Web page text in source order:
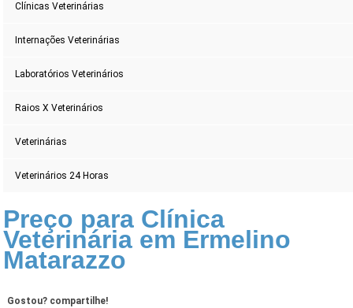
Clínicas Veterinárias
Internações Veterinárias
Laboratórios Veterinários
Raios X Veterinários
Veterinárias
Veterinários 24 Horas
Preço para Clínica
Veterinária em Ermelino
Matarazzo
Gostou? compartilhe!